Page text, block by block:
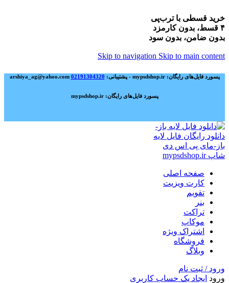
خرید قسطی با ترب‌پی
۴ قسط، بدون کارمزد
بدون ضامن، بدون سود
Skip to navigation Skip to main content
پسورد فایل‌های رایگان: mypsdshop.ir - پشتیبانی: arshiya_ag@yahoo.com 02191304320
پسورد فایل‌های رایگان: mypsdshop.ir
صفحه اصلی
کارت ویزیت
تقویم
بنر
تراکت
موکاپ
اشتراک ویژه
فروشگاه
وبلاگ
ورود / ثبت نام
ورود ایجاد یک حساب کاربری